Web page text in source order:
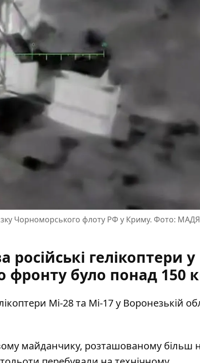
Чорноморського флоту РФ у Криму. Фото:
гелікоптери у
фронту було понад 150
Мі-28 та Мі-17 у Воронезькій
майданчику, розташованому більш